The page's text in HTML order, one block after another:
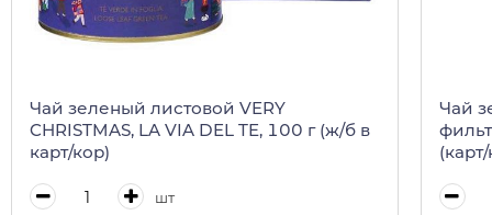
Чай зеленый листовой VERY
CHRISTMAS, LA VIA DEL TE, 100 г (ж/б в
карт/кор)
шт
Чай